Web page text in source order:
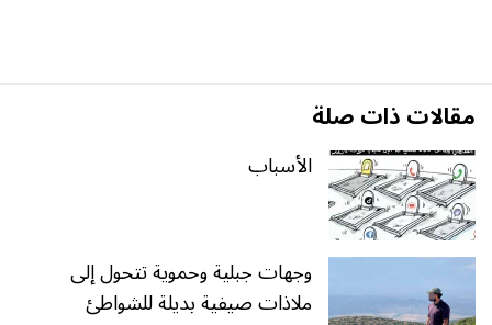
مقالات ذات صلة
الأسباب
وجهات جبلية وحموية تتحول إلى
ملاذات صيفية بديلة للشواطئ